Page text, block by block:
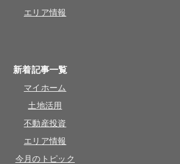
エリア情報
新着記事一覧
マイホーム
土地活用
不動産投資
エリア情報
今月のトピック